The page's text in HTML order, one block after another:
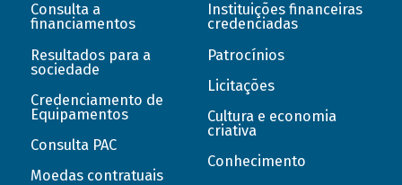
Consulta a
financiamentos
Resultados para a
sociedade
Credenciamento de
Equipamentos
Consulta PAC
Moedas contratuais
Instituições financeiras
credenciadas
Patrocínios
Licitações
Cultura e economia
criativa
Conhecimento